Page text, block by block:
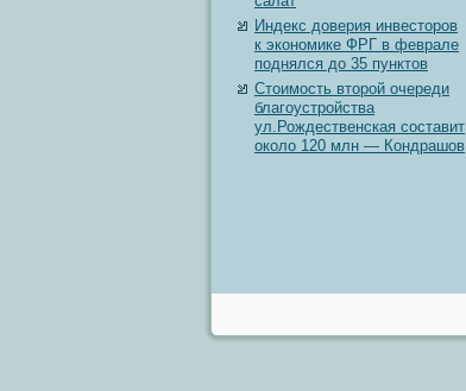
Индекс доверия инвесторов
к экономике ФРГ в феврале
поднялся до 35 пунктов
Стоимость второй очереди
благоустройства
ул.Рождественская составит
около 120 млн — Кондрашов